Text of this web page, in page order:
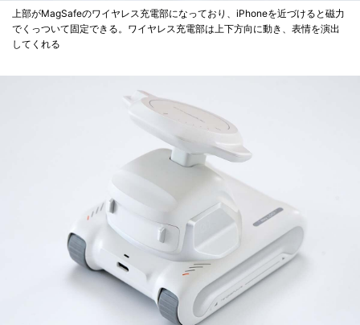
上部がMagSafeのワイヤレス充電部になっており、iPhoneを近づけると磁力
でくっついて固定できる。ワイヤレス充電部は上下方向に動き、表情を演出
してくれる